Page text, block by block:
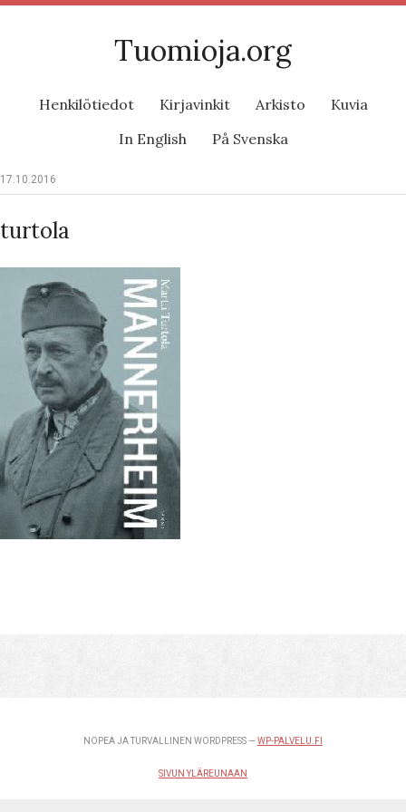
Tuomioja.org
Henkilötiedot Kirjavinkit Arkisto
Kuvia
In English
På Svenska
17.10.2016
turtola
NOPEA JA TURVALLINEN WORDPRESS — WP-PALVELU.FI
SIVUN YLÄREUNAAN